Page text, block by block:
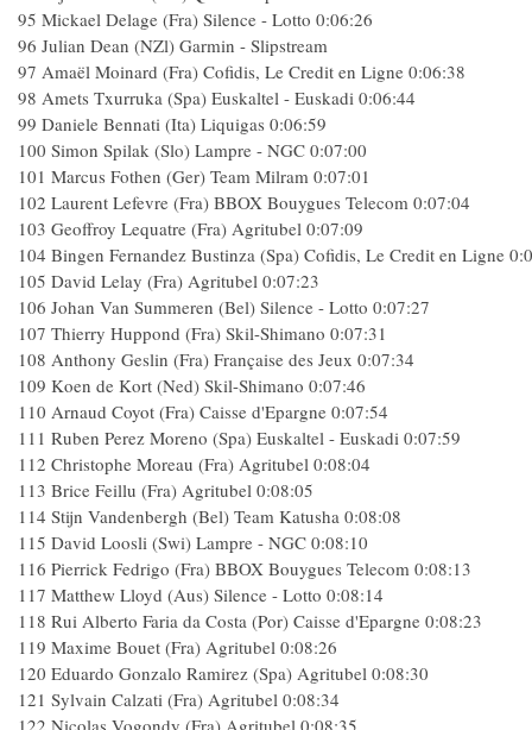
95 Mickael Delage (Fra) Silence - Lotto 0:06:26
96 Julian Dean (NZl) Garmin - Slipstream
97 Amaël Moinard (Fra) Cofidis, Le Credit en Ligne 0:06:38
98 Amets Txurruka (Spa) Euskaltel - Euskadi 0:06:44
99 Daniele Bennati (Ita) Liquigas 0:06:59
100 Simon Spilak (Slo) Lampre - NGC 0:07:00
101 Marcus Fothen (Ger) Team Milram 0:07:01
102 Laurent Lefevre (Fra) BBOX Bouygues Telecom 0:07:04
103 Geoffroy Lequatre (Fra) Agritubel 0:07:09
104 Bingen Fernandez Bustinza (Spa) Cofidis, Le Credit en Ligne
105 David Lelay (Fra) Agritubel 0:07:23
106 Johan Van Summeren (Bel) Silence - Lotto 0:07:27
107 Thierry Huppond (Fra) Skil-Shimano 0:07:31
108 Anthony Geslin (Fra) Française des Jeux 0:07:34
109 Koen de Kort (Ned) Skil-Shimano 0:07:46
110 Arnaud Coyot (Fra) Caisse d'Epargne 0:07:54
111 Ruben Perez Moreno (Spa) Euskaltel - Euskadi 0:07:59
112 Christophe Moreau (Fra) Agritubel 0:08:04
113 Brice Feillu (Fra) Agritubel 0:08:05
114 Stijn Vandenbergh (Bel) Team Katusha 0:08:08
115 David Loosli (Swi) Lampre - NGC 0:08:10
116 Pierrick Fedrigo (Fra) BBOX Bouygues Telecom 0:08:13
117 Matthew Lloyd (Aus) Silence - Lotto 0:08:14
118 Rui Alberto Faria da Costa (Por) Caisse d'Epargne 0:08:23
119 Maxime Bouet (Fra) Agritubel 0:08:26
120 Eduardo Gonzalo Ramirez (Spa) Agritubel 0:08:30
121 Sylvain Calzati (Fra) Agritubel 0:08:34
122 Nicolas Vogondy (Fra) Agritubel 0:08:35